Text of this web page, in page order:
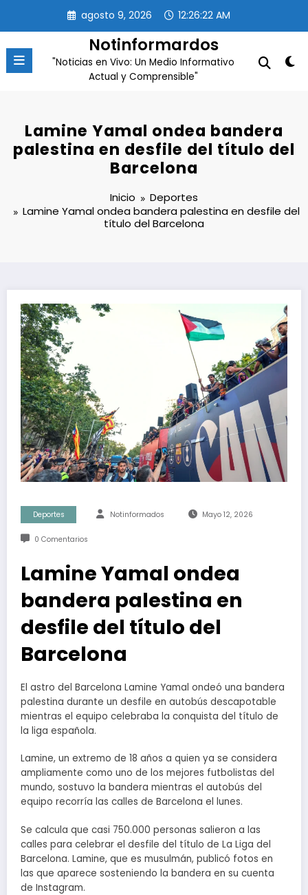
contenido
agosto 9, 2026 12:26:22 AM
Notinformardos
"Noticias en Vivo: Un Medio Informativo
Actual y Comprensible"
Lamine Yamal ondea bandera
palestina en desfile del título del
Barcelona
Inicio
Deportes
Lamine Yamal ondea bandera palestina en desfile del
título del Barcelona
Deportes Notinformados Mayo 12, 2026
0 Comentarios
Lamine Yamal ondea
bandera palestina en
desfile del título del
Barcelona
El astro del Barcelona Lamine Yamal ondeó una bandera
palestina durante un desfile en autobús descapotable
mientras el equipo celebraba la conquista del título de
la liga española.
Lamine, un extremo de 18 años a quien ya se considera
ampliamente como uno de los mejores futbolistas del
mundo, sostuvo la bandera mientras el autobús del
equipo recorría las calles de Barcelona el lunes.
Se calcula que casi 750.000 personas salieron a las
calles para celebrar el desfile del título de La Liga del
Barcelona. Lamine, que es musulmán, publicó fotos en
las que aparece sosteniendo la bandera en su cuenta
de Instagram.